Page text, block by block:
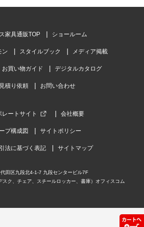
家具通販TOP ショールーム
ン スタイルブック メディア掲載
お買い物ガイド デジタルカタログ
積り依頼 お問い合わせ
レートサイト 会社概要
プ構成図 サイトポリシー
法に基づく表記 サイトマップ
田区九段北4-1-7 九段センタービル7F
スク、チェア、スチールロッカー、書庫）オフィスコム